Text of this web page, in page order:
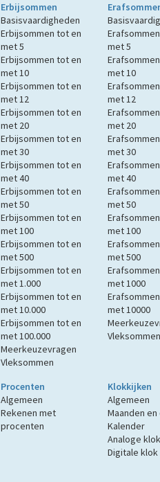
Erbijsommen
Basisvaardigheden
Erbijsommen tot en
met 5
Erbijsommen tot en
met 10
Erbijsommen tot en
met 12
Erbijsommen tot en
met 20
Erbijsommen tot en
met 30
Erbijsommen tot en
met 40
Erbijsommen tot en
met 50
Erbijsommen tot en
met 100
Erbijsommen tot en
met 500
Erbijsommen tot en
met 1.000
Erbijsommen tot en
met 10.000
Erbijsommen tot en
met 100.000
Meerkeuzevragen
Vleksommen
met 5
met 10
met 12
met 20
met 30
met 40
met 50
met 100
met 500
met 1000
met 10000
Vleksommen
Procenten
Algemeen
Rekenen met
procenten
Klokkijken
Algemeen
Maanden en
Kalender
Analoge klok
Digitale klok